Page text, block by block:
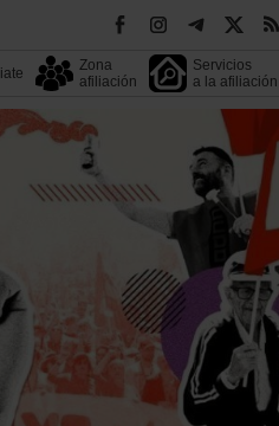
Zona
afiliación
Servicios
a la afiliación